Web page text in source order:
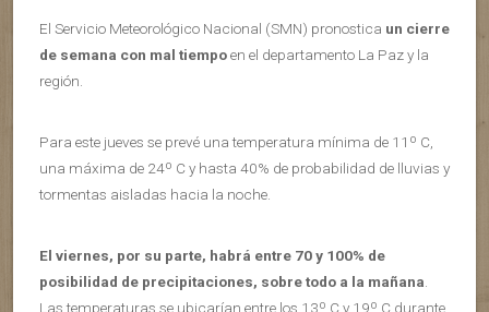
El Servicio Meteorológico Nacional (SMN) pronostica un cierre
de semana con mal tiempoen el departamento La Paz y la
región.
Para este jueves se prevé una temperatura mínima de 11º C,
una máxima de 24º C y hasta 40% de probabilidad de lluvias y
tormentas aisladas hacia la noche.
El viernes, por su parte, habrá entre 70 y 100% de
posibilidad de precipitaciones, sobre todo a la mañana
Las temperaturas se ubicarían entre los 13º C y 19º C durante